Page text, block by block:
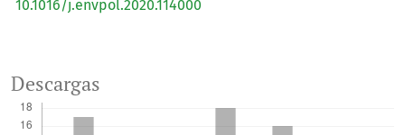
10.1016/j.envpol.2020.114000
Descargas